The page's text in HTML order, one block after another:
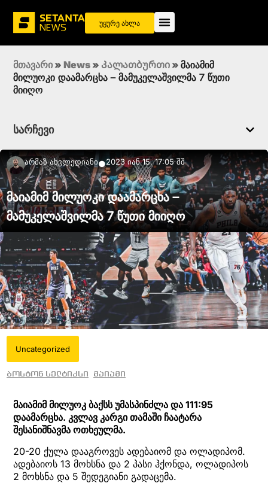
უყურე ახლა
მთავარი » News » Კალათბურთი » მაიამიმ
მილუოკი დაამარცხა – მამუკელაშვილმა 7 წუთი
მიიღო
სარჩევი
Არმაზ Ახვლედიანი●2023 იან 15, 17:05 შშ
მაიამიმ მილუოკი დაამარცხა –
მამუკელაშვილმა 7 წუთი მიიღო
Uncategorized
ბოსტონ სელტიკსი მაიამი
მაიამიმ მილუოკ ბაქსს უმასპინძლა და 111:95
დაამარცხა. კვლავ კარგი თამაში ჩაატარა
შესანიშნავმა ოთხეულმა.
20-20 ქულა დააგროვეს ადებაიომ და ოლადიპომ.
ადებაიოს 13 მოხსნა და 2 პასი ჰქონდა, ოლადიპოს
2 მოხსნა და 5 შედეგიანი გადაცემა.